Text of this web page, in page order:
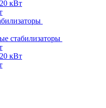
кВт
стабилизаторы
кВт